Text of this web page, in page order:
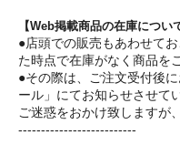
【Web掲載商品の在庫につい
●店頭での販売もあわせて
た時点で在庫がなく商品を
●その際は、ご注文受付後
ール」にてお知らせさせて
ご迷惑をおかけ致しますが
--------------------------